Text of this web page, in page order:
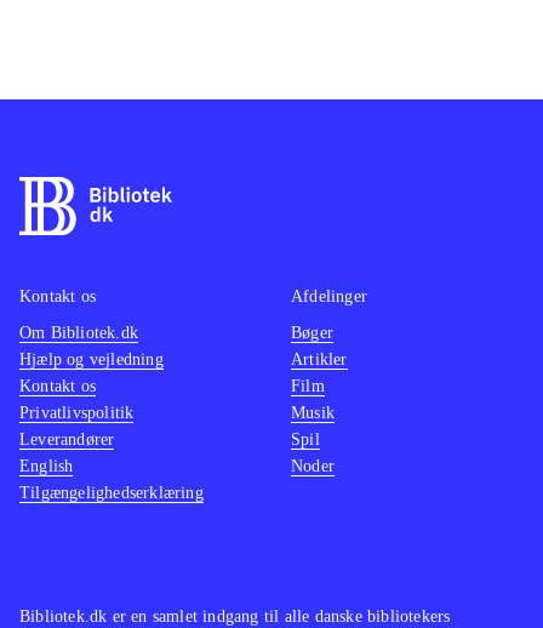
Bibliotek.dk er en samlet indgang til alle danske bibliotekers
Kontakt os
Om Bibliotek.dk
Hjælp og vejledning
Kontakt os
Privatlivspolitik
Leverandører
English
Tilgængelighedserklæring
Afdelinger
Bøger
Artikler
Film
Musik
Spil
Noder